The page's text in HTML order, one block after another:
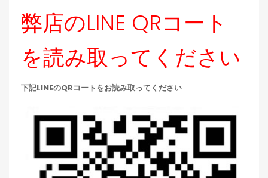
弊店のLINE QRコート
を読み取ってください
下記LINEのQRコートをお読み取ってください